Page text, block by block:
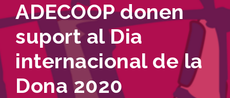
ADECOOP donen
suport al Dia
internacional de la
Dona 2020